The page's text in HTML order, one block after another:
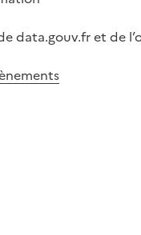
data.gouv.fr et de